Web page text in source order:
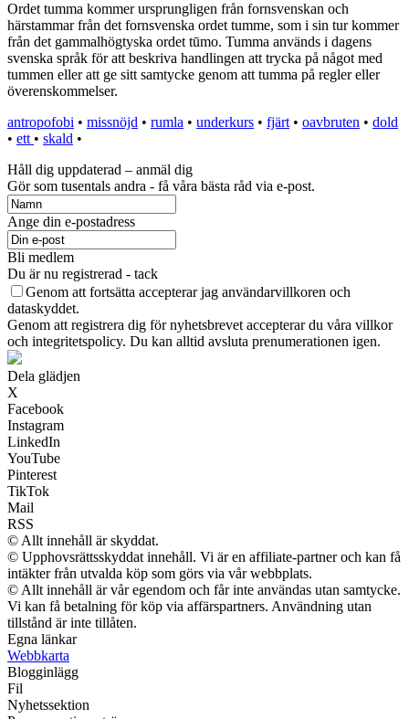
Ordet tumma kommer ursprungligen från fornsvenskan och
härstammar från det fornsvenska ordet tumme, som i sin tur kommer
från det gammalhögtyska ordet tūmo. Tumma används i dagens
svenska språk för att beskriva handlingen att trycka på något med
tummen eller att ge sitt samtycke genom att tumma på regler eller
överenskommelser.
antropofobi • missnöjd • rumla • underkurs • fjärt • oavbruten • dold
• ett • skald •
Håll dig uppdaterad – anmäl dig
Gör som tusentals andra - få våra bästa råd via e-post.
Ange din e-postadress
Bli medlem
Du är nu registrerad - tack
Genom att fortsätta accepterar jag användarvillkoren och
dataskyddet.
Genom att registrera dig för nyhetsbrevet accepterar du våra villkor
och integritetspolicy. Du kan alltid avsluta prenumerationen igen.
Dela glädjen
X
Facebook
Instagram
LinkedIn
YouTube
Pinterest
TikTok
Mail
RSS
© Allt innehåll är skyddat.
© Upphovsrättsskyddat innehåll. Vi är en affiliate-partner och kan få
intäkter från utvalda köp som görs via vår webbplats.
© Allt innehåll är vår egendom och får inte användas utan samtycke.
Vi kan få betalning för köp via affärspartners. Användning utan
tillstånd är inte tillåten.
Egna länkar
Webbkarta
Blogginlägg
Fil
Nyhetssektion